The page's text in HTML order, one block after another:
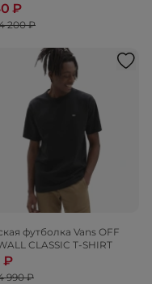
₽
200 ₽
футболка Vans OFF
CLASSIC T-SHIRT
₽
990 ₽